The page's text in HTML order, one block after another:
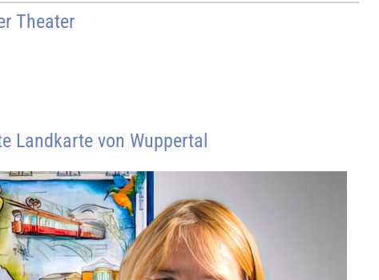
Theater
Landkarte von Wuppertal